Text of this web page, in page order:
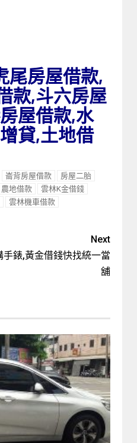
尾房屋借款,
款,斗六房屋
屋借款,水
貸,土地借
崙背房屋借款
房屋二胎
農地借款
雲林K金借錢
雲林機車借款
Next
錶,黃金借錢快找統一當
舖